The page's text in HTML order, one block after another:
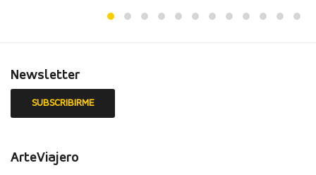
Newsletter
ArteViajero